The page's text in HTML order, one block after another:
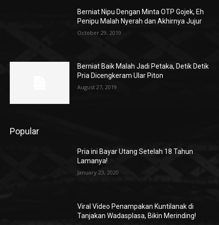
Berniat Nipu Dengan Minta OTP Gojek, Eh
Penipu Malah Nyerah dan Akhirnya Jujur
October 29, 2019
Berniat Baik Malah Jadi Petaka, Detik Detik
Pria Dicengkeram Ular Piton
August 27, 2019
Popular
Pria ini Bayar Utang Setelah 18 Tahun
Lamanya!
January 23, 2020
Viral Video Penampakan Kuntilanak di
Tanjakan Wadasplasa, Bikin Merinding!